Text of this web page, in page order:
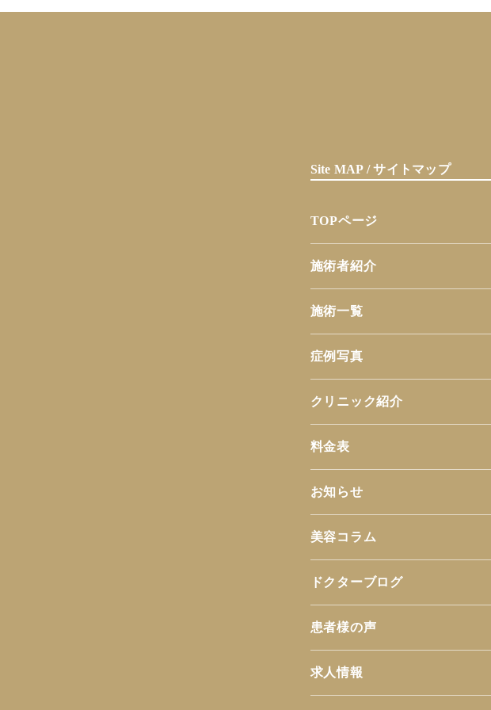
Site MAP / サイトマップ
TOPページ
施術者紹介
施術一覧
症例写真
クリニック紹介
料金表
お知らせ
美容コラム
ドクターブログ
患者様の声
求人情報